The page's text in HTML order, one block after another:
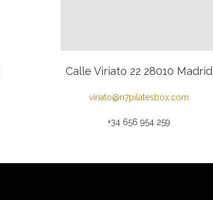
Calle Viriato 22 28010 Madrid
viriato@n7pilatesbox.com
+34 656 954 259